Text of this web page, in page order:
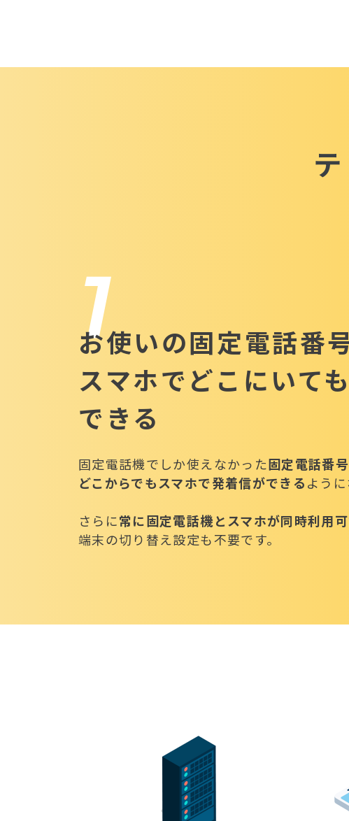
1
お使いの固定電話番
スマホでどこにいて
できる
固定電話機でしか使えなかった固定電話番
どこからでもスマホで発着信ができるように
さらに常に固定電話機とスマホが同時利用
端末の切り替え設定も不要です。